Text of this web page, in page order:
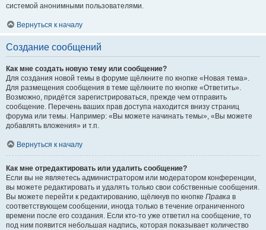
системой анонимными пользователями.
Вернуться к началу
Создание сообщений
Как мне создать новую тему или сообщение?
Для создания новой темы в форуме щёлкните по кнопке «Новая тема».
Для размещения сообщения в теме щёлкните по кнопке «Ответить».
Возможно, придётся зарегистрироваться, прежде чем отправить
сообщение. Перечень ваших прав доступа находится внизу страниц
форума или темы. Например: «Вы можете начинать темы», «Вы можете
добавлять вложения» и т.п.
Вернуться к началу
Как мне отредактировать или удалить сообщение?
Если вы не являетесь администратором или модератором конференции,
вы можете редактировать и удалять только свои собственные сообщения.
Вы можете перейти к редактированию, щёлкнув по кнопке Правка в
соответствующем сообщении, иногда только в течение ограниченного
времени после его создания. Если кто-то уже ответил на сообщение, то
под ним появится небольшая надпись, которая показывает количество